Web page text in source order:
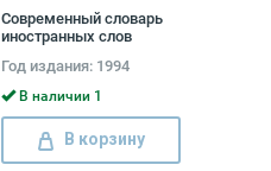
Современный словарь
иностранных слов
Год издания: 1994
В наличии 1
В корзину